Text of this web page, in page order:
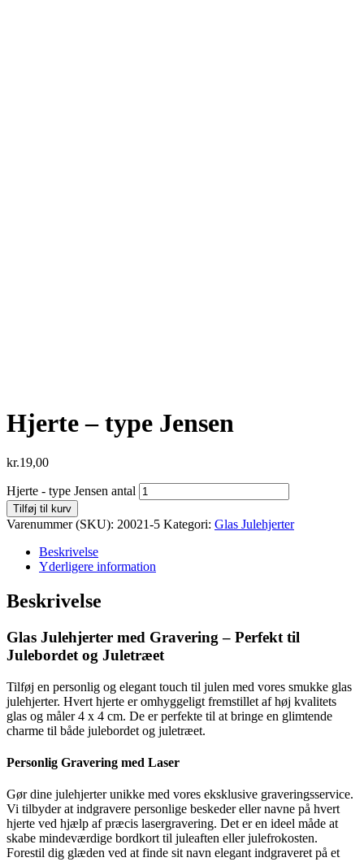
Hjerte – type Jensen
kr.19,00
Hjerte - type Jensen antal
Tilføj til kurv
Varenummer (SKU): 20021-5 Kategori: Glas Julehjerter
Beskrivelse
Yderligere information
Beskrivelse
Glas Julehjerter med Gravering – Perfekt til
Julebordet og Juletræet
Tilføj en personlig og elegant touch til julen med vores smukke glas
julehjerter. Hvert hjerte er omhyggeligt fremstillet af høj kvalitets
glas og måler 4 x 4 cm. De er perfekte til at bringe en glimtende
charme til både julebordet og juletræet.
Personlig Gravering med Laser
Gør dine julehjerter unikke med vores eksklusive graveringsservice.
Vi tilbyder at indgravere personlige beskeder eller navne på hvert
hjerte ved hjælp af præcis lasergravering. Det er en ideel måde at
skabe mindeværdige bordkort til juleaften eller julefrokosten.
Forestil dig glæden ved at finde sit navn elegant indgraveret på et